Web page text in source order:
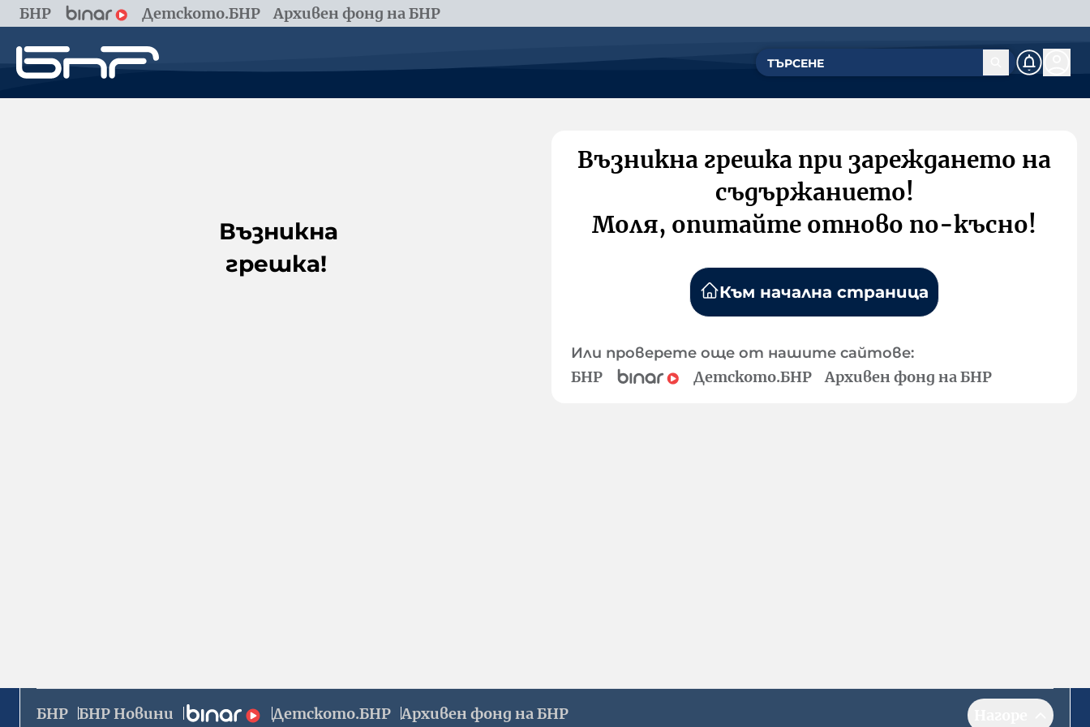
БНР Детското.БНР Архивен фонд на БНР
Възникна
грешка!
Възникна грешка при зареждането на
съдържанието!
Моля, опитайте отново по-късно!
Към начална страница
Или проверете още от нашите сайтове:
БНР Детското.БНР Архивен фонд на БНР
БНР БНР Новини Детското.БНР Архивен фонд на БНР